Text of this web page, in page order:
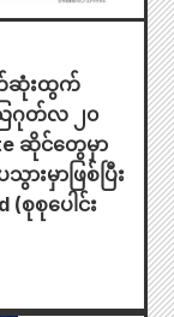
က်ဆုံးထွက်
ဂုတ်လ ၂၀
ဆိုင်တွေမှာ
းမှာဖြစ်ပြီး
စုစုပေါင်း